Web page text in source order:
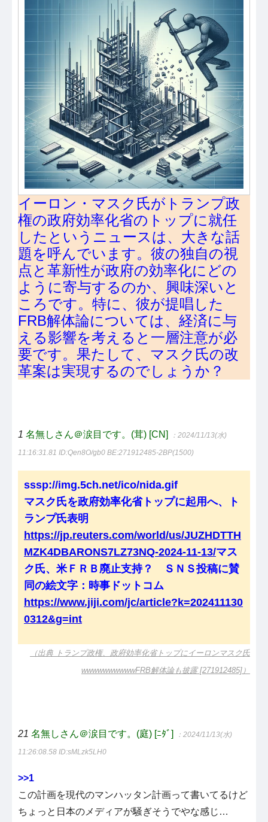
イーロン・マスク氏がトランプ政
権の政府効率化省のトップに就任
したというニュースは、大きな話
題を呼んでいます。彼の独自の視
点と革新性が政府の効率化にどの
ように寄与するのか、興味深いと
ころです。特に、彼が提唱した
FRB解体論については、経済に与
える影響を考えると一層注意が必
要です。果たして、マスク氏の改
革案は実現するのでしょうか？
1 名無しさん＠涙目です。(茸) [CN] ：2024/11/13(水)
11:16:31.81 ID:Qen8O/gb0 BE:271912485-2BP(1500)
sssp://img.5ch.net/ico/nida.gif
マスク氏を政府効率化省トップに起用へ、ト
ランプ氏表明
https://jp.reuters.com/world/us/JUZHDTTH
MZK4DBARONS7LZ73NQ-2024-11-13/マス
ク氏、米ＦＲＢ廃止支持？ ＳＮＳ投稿に賛
同の絵文字：時事ドットコム
https://www.jiji.com/jc/article?k=202411130
0312&g=int
（出典 トランプ政権、政府効率化省トップにイーロンマスク氏
wwwwwwwwwwFRB解体論も披露 [271912485]）
21 名無しさん＠涙目です。(庭) [ﾆﾀﾞ] ：2024/11/13(水)
11:26:08.58 ID:sMLzk5LH0
>>1
この計画を現代のマンハッタン計画って書いてるけど
ちょっと日本のメディアが騒ぎそうでやな感じ…